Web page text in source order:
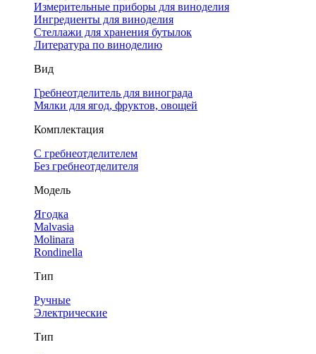
Измерительные приборы для виноделия
Ингредиенты для виноделия
Стеллажи для хранения бутылок
Литература по виноделию
Вид
Гребнеотделитель для винограда
Мялки для ягод, фруктов, овощей
Комплектация
С гребнеотделителем
Без гребнеотделителя
Модель
Ягодка
Malvasia
Molinara
Rondinella
Тип
Ручные
Электрические
Тип